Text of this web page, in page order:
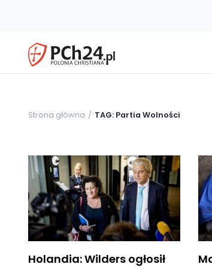
Strona główna TAG: Partia Wolności
Holandia: Wilders ogłosił